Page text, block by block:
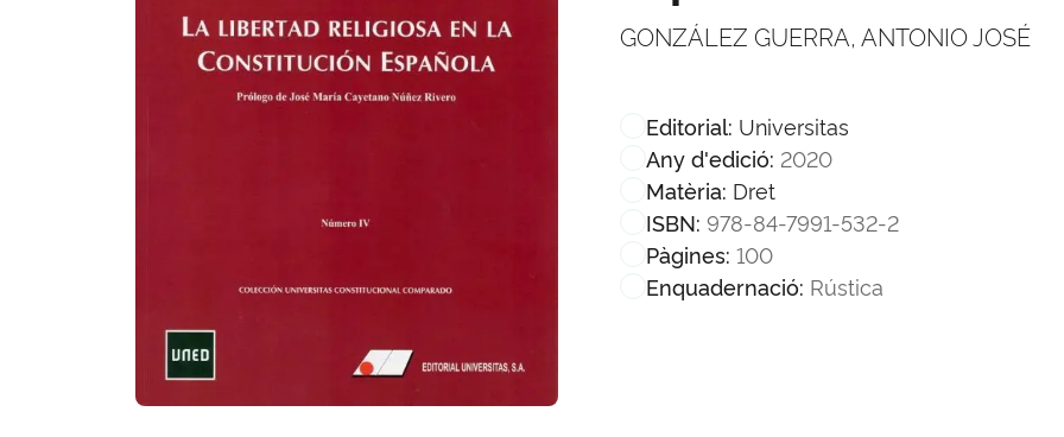
GONZÁLEZ GUERRA, ANTONIO JOSÉ
Editorial: Universitas
Any d'edició: 2020
Matèria: Dret
ISBN: 978-84-7991-532-2
Pàgines: 100
Enquadernació: Rústica